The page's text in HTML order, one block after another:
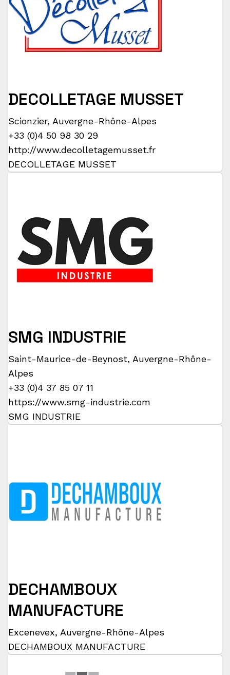
DECOLLETAGE MUSSET
Scionzier, Auvergne-Rhône-Alpes
+33 (0)4 50 98 30 29
http://www.decolletagemusset.fr
DECOLLETAGE MUSSET
SMG INDUSTRIE
Saint-Maurice-de-Beynost, Auvergne-Rhône-
Alpes
+33 (0)4 37 85 07 11
https://www.smg-industrie.com
SMG INDUSTRIE
DECHAMBOUX
MANUFACTURE
Excenevex, Auvergne-Rhône-Alpes
DECHAMBOUX MANUFACTURE